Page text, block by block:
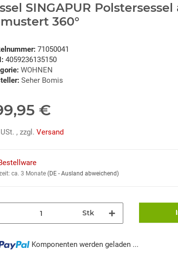
SINGAPUR
360°
71050041
4059236135150
WOHNEN
Seher Bomis
€
, zzgl. Versand
ca. 3 Monate (DE - Ausland abweichend)
Stk
Komponenten werden geladen ...